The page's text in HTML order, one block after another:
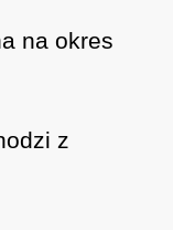
na okres
z